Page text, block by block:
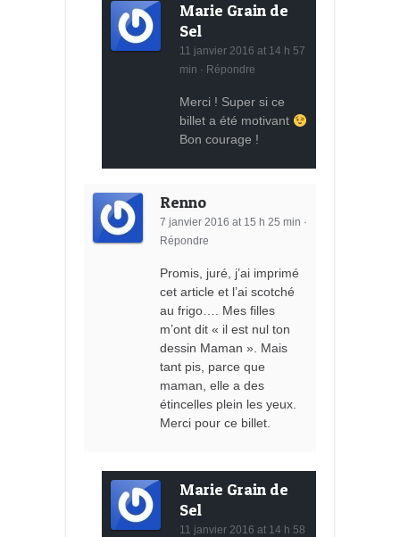
Marie Grain de
Sel
11 janvier 2016 at 14 h 57
min · Répondre
Merci ! Super si ce
billet a été motivant
Bon courage !
Renno
7 janvier 2016 at 15 h 25 min ·
Répondre
Promis, juré, j’ai imprimé
cet article et l’ai scotché
au frigo…. Mes filles
m’ont dit « il est nul ton
dessin Maman ». Mais
tant pis, parce que
maman, elle a des
étincelles plein les yeux.
Merci pour ce billet.
Marie Grain de
Sel
11 janvier 2016 at 14 h 58